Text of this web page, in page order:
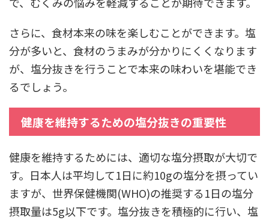
さらに、食材本来の味を楽しむことができます。塩
分が多いと、食材のうまみが分かりにくくなります
が、塩分抜きを行うことで本来の味わいを堪能でき
るでしょう。
健康を維持するための塩分抜きの重要性
健康を維持するためには、適切な塩分摂取が大切で
す。日本人は平均して1日に約10gの塩分を摂ってい
ますが、世界保健機関(WHO)の推奨する1日の塩分
摂取量は5g以下です。塩分抜きを積極的に行い、塩